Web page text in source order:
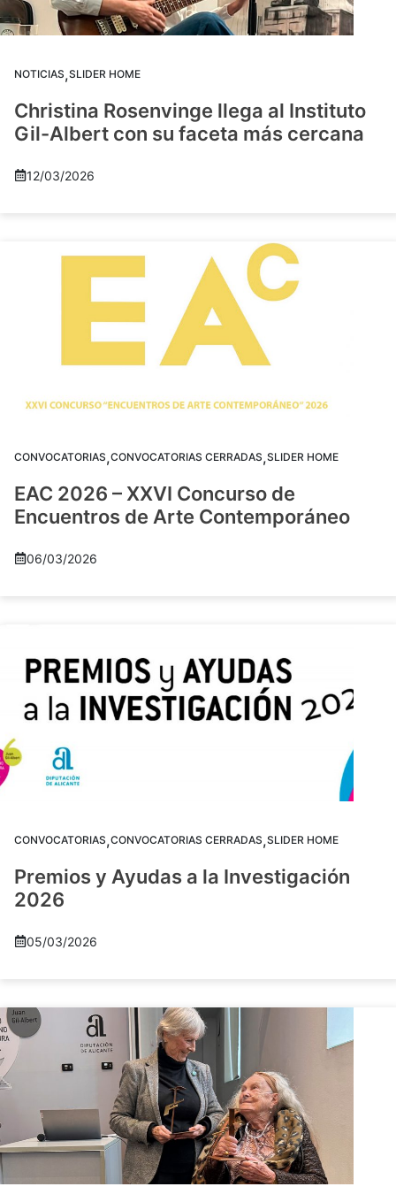
NOTICIAS,SLIDER HOME
Christina Rosenvinge llega al Instituto
Gil-Albert con su faceta más cercana
12/03/2026
CONVOCATORIAS,CONVOCATORIAS CERRADAS,SLIDER HOME
EAC 2026 – XXVI Concurso de
Encuentros de Arte Contemporáneo
06/03/2026
CONVOCATORIAS,CONVOCATORIAS CERRADAS,SLIDER HOME
Premios y Ayudas a la Investigación
2026
05/03/2026